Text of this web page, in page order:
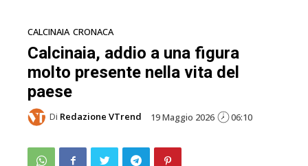
CALCINAIA CRONACA
Calcinaia, addio a una figura
molto presente nella vita del
paese
Di Redazione VTrend 19 Maggio 2026 06:10